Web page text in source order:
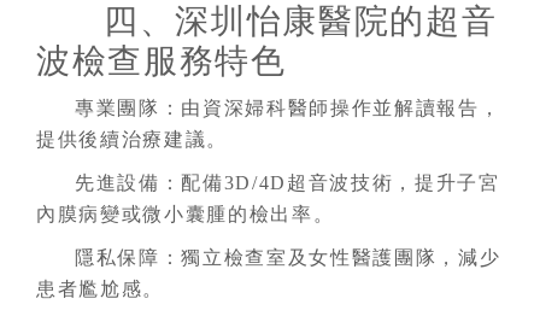
四、深圳怡康醫院的超音
波檢查服務特色
專業團隊：由資深婦科醫師操作並解讀報告，
提供後續治療建議。
先進設備：配備3D/4D超音波技術，提升子宮
內膜病變或微小囊腫的檢出率。
隱私保障：獨立檢查室及女性醫護團隊，減少
患者尷尬感。